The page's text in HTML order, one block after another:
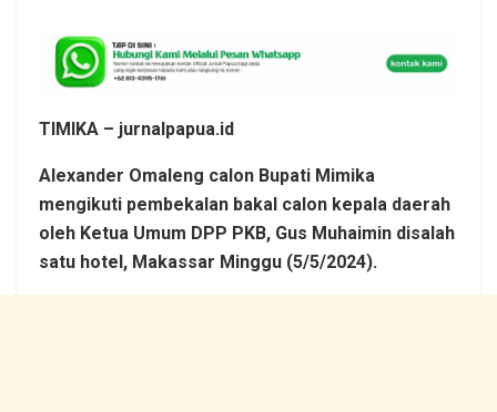
TIMIKA – jurnalpapua.id
Alexander Omaleng calon Bupati Mimika
mengikuti pembekalan bakal calon kepala daerah
oleh Ketua Umum DPP PKB, Gus Muhaimin disalah
satu hotel, Makassar Minggu (5/5/2024).